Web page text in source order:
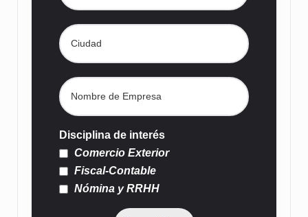
Disciplina de interés
Comercio Exterior
Fiscal-Contable
Nómina y RRHH